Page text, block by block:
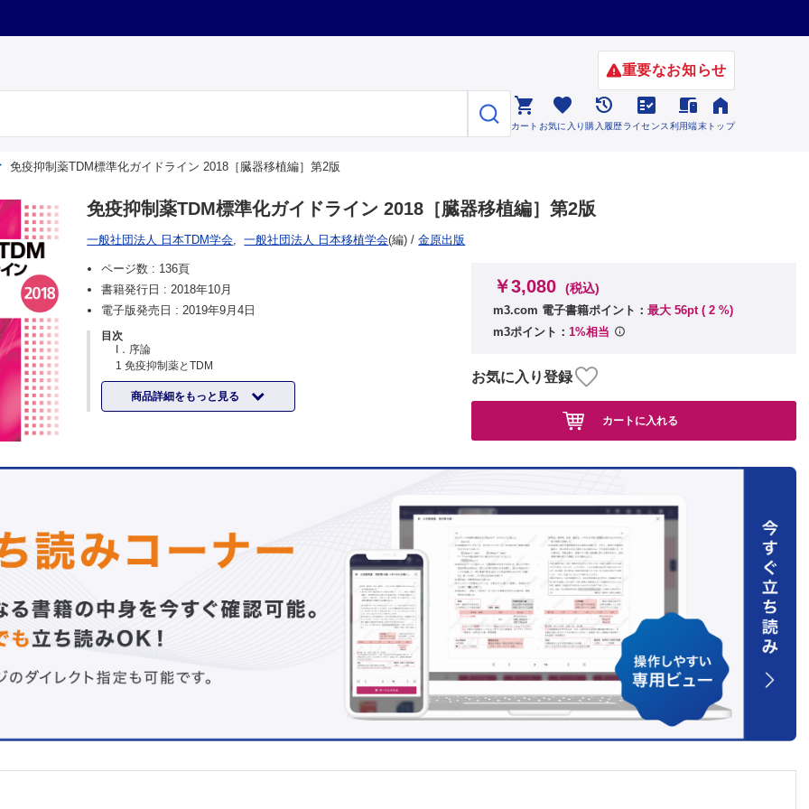
重要なお知らせ

カート

お気に入り

購入履歴

ライセンス

利用端末

トップ
免疫抑制薬TDM標準化ガイドライン 2018［臓器移植編］第2版
免疫抑制薬TDM標準化ガイドライン 2018［臓器移植編］第2版
一般社団法人 日本TDM学会,一般社団法人 日本移植学会(編) /金原出版
ページ数 : 136頁
書籍発行日 :2018年10月
電子版発売日 :2019年9月4日
目次
I．序論
1 免疫抑制薬とTDM
2 本ガイドラインの構成、エビデンスレベル・推奨度
3 利益相反
4 利用上の注意
III．Clinical Questions
1］カルシニューリン阻害薬（腎移植、肝移植、心移植、肺移植、
2 PKパラメータ
a．測定試料
CQ 1-2 どの採血管を使用するのか。
c．測定頻度
CQ 1-6 静脈注射から経口投与への切り替えの際、測定のタイミン
商品詳細をもっと見る
￥3,080 (税込)
m3.com 電子書籍ポイント： 最大 56pt ( 2 %)
m3ポイント： 1%相当
お気に入り登録
カートに入れる